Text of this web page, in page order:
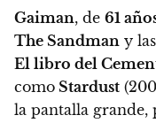
Gaiman, de 61
The Sandman y
El libro del
como Stardust
la pantalla grande,